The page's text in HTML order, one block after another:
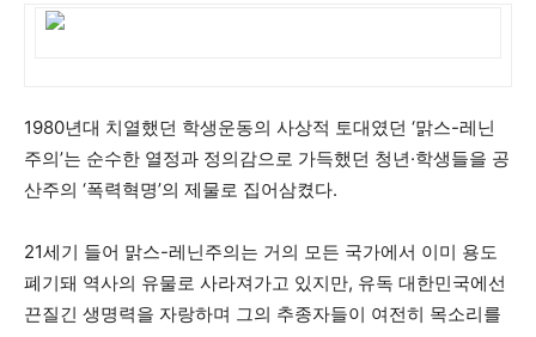
1980년대 치열했던 학생운동의 사상적 토대였던 ‘맑스-레닌
주의’는 순수한 열정과 정의감으로 가득했던 청년·학생들을 공
산주의 ‘폭력혁명’의 제물로 집어삼켰다.
21세기 들어 맑스-레닌주의는 거의 모든 국가에서 이미 용도
폐기돼 역사의 유물로 사라져가고 있지만, 유독 대한민국에선
끈질긴 생명력을 자랑하며 그의 추종자들이 여전히 목소리를